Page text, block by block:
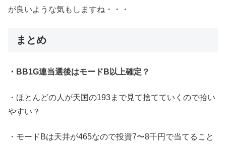
が良いような気もしますね・・・
まとめ
・BB1G連当選後はモードB以上確定？
・ほとんどの人が天国の193まで見て捨てていくので拾い
やすい？
・モードBは天井が465なので投資7〜8千円で当てること